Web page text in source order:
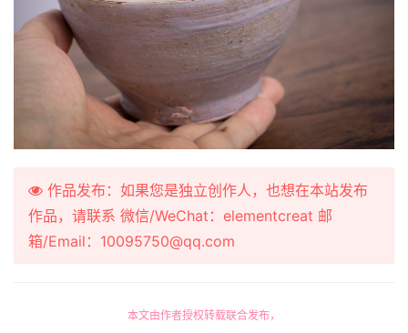
作品发布：如果您是独立创作人，也想在本站发布
作品，请联系 微信/WeChat：elementcreat 邮
箱/Email：10095750@qq.com
本文由作者授权转载联合发布，